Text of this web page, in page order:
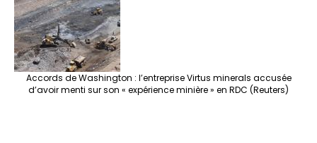
Accords de Washington : l’entreprise Virtus minerals accusée
d’avoir menti sur son « expérience minière » en RDC (Reuters)